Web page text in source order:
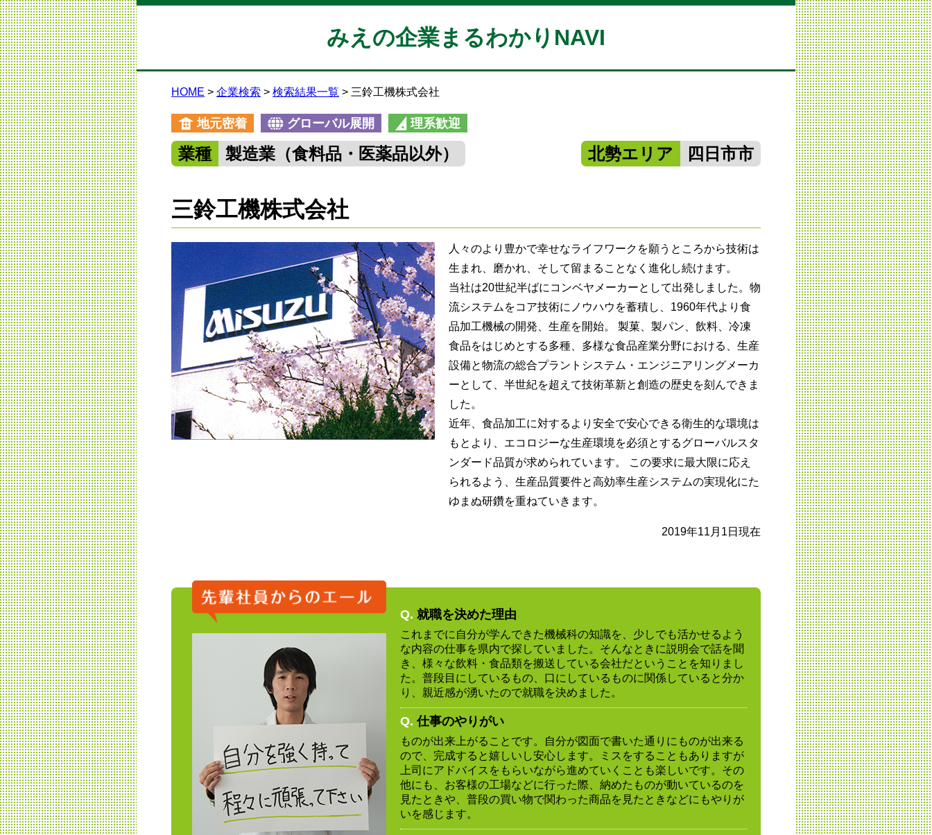
みえの企業まるわかりNAVI
HOME 企業検索 検索結果一覧 三鈴工機株式会社
地元密着 グローバル展開 理系歓迎
業種 製造業（食料品・医薬品以外） 北勢エリア 四日市市
三鈴工機株式会社
人々のより豊かで幸せなライフワークを願うところから技術は
生まれ、磨かれ、そして留まることなく進化し続けます。
当社は20世紀半ばにコンベヤメーカーとして出発しました。物
流システムをコア技術にノウハウを蓄積し、1960年代より食
品加工機械の開発、生産を開始。 製菓、製パン、飲料、冷凍
食品をはじめとする多種、多様な食品産業分野における、生産
設備と物流の総合プラントシステム・エンジニアリングメーカ
ーとして、半世紀を超えて技術革新と創造の歴史を刻んできま
した。
近年、食品加工に対するより安全で安心できる衛生的な環境は
もとより、エコロジーな生産環境を必須とするグローバルスタ
ンダード品質が求められています。 この要求に最大限に応え
られるよう、生産品質要件と高効率生産システムの実現化にた
ゆまぬ研鑽を重ねていきます。
2019年11月1日現在
Q. 就職を決めた理由
これまでに自分が学んできた機械科の知識を、少しでも活かせるよう
な内容の仕事を県内で探していました。そんなときに説明会で話を聞
き、様々な飲料・食品類を搬送している会社だということを知りまし
た。普段目にしているもの、口にしているものに関係していると分か
り、親近感が湧いたので就職を決めました。
Q. 仕事のやりがい
ものが出来上がることです。自分が図面で書いた通りにものが出来る
ので、完成すると嬉しいし安心します。ミスをすることもありますが
上司にアドバイスをもらいながら進めていくことも楽しいです。その
他にも、お客様の工場などに行った際、納めたものが動いているのを
見たときや、普段の買い物で関わった商品を見たときなどにもやりが
いを感じます。